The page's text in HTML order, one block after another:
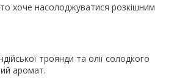
хоче насолоджуватися розкішним
троянди та олії солодкого
аромат.